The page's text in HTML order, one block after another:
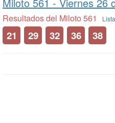
Resultados del Miloto 561
21 29 32 36 38